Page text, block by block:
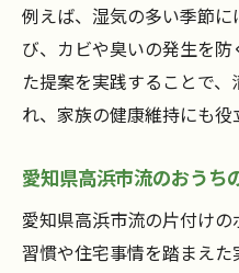
片付けの悩みを
おうちの片付け
愛知県高浜市流
片付けに行き詰
例えば、湿気の多い季節
び、カビや臭いの発生を
た提案を実践することで
れ、家族の健康維持にも役
愛知県高浜市流のおうち
愛知県高浜市流の片付け
習慣や住宅事情を踏まえ